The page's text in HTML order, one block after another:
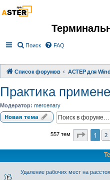
Поиск FAQ
Список форумов
Практика
Модератор: mercenary
Новая тема
557 тем 1 2
Удаление рабочих мест на